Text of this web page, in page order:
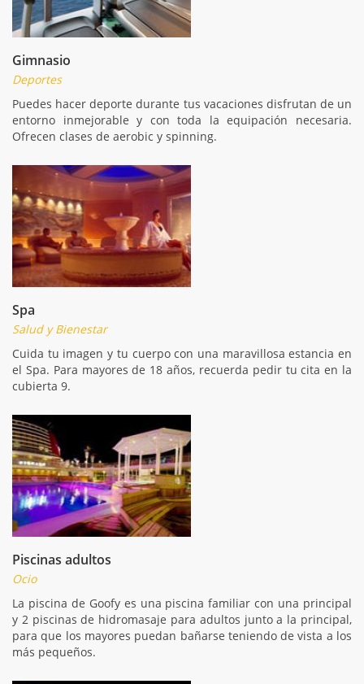
Gimnasio
Deportes
Puedes hacer deporte durante tus vacaciones disfrutan de un
entorno inmejorable y con toda la equipación necesaria.
Ofrecen clases de aerobic y spinning.
Spa
Salud y Bienestar
Cuida tu imagen y tu cuerpo con una maravillosa estancia en
el Spa. Para mayores de 18 años, recuerda pedir tu cita en la
cubierta 9.
Piscinas adultos
Ocio
La piscina de Goofy es una piscina familiar con una principal
y 2 piscinas de hidromasaje para adultos junto a la principal,
para que los mayores puedan bañarse teniendo de vista a los
más pequeños.